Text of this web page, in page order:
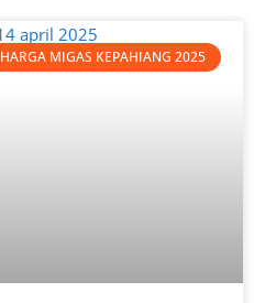
HARGA MIGAS KEPAHIANG 2025